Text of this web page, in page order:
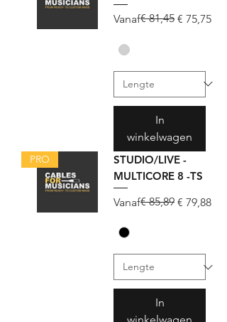
Vanaf
Normale prijs
€ 81,45 € 75,75
Verkoopprijs
In
winkelwagen
PRO
STUDIO/LIVE -
MULTICORE 8 -TS
Vanaf
Normale prijs
€ 85,89 € 79,88
Verkoopprijs
In